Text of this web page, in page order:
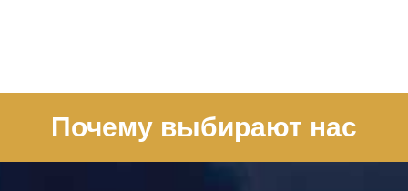
Почему выбирают нас